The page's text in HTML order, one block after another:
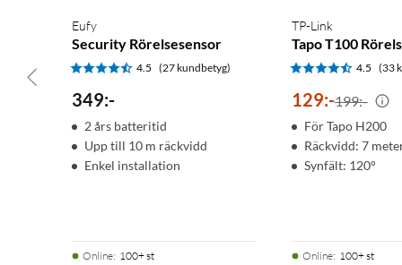
Eufy
Security Rörelsesensor
4.5 (27 kundbetyg)
349:-
2 års batteritid
Upp till 10 m räckvidd
Enkel installation
Online: 100+ st
TP-Link
Tapo T100
4.5 (33
129:-199:-
För Tapo H200
Räckvidd: 7
Synfält: 120°
Online: 100+ st